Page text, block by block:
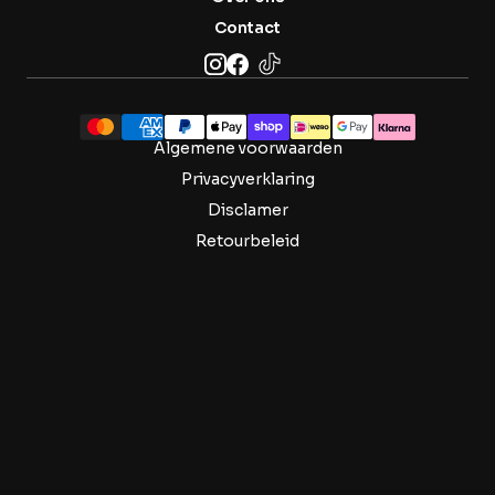
Contact
Algemene voorwaarden
Privacyverklaring
Disclamer
Retourbeleid